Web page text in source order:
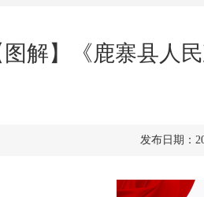
图解】《鹿寨县人
发布日期：